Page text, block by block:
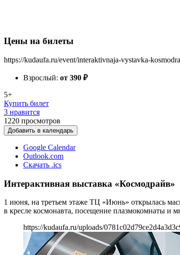
Цены на билеты
https://kudaufa.ru/event/interaktivnaja-vystavka-
Взрослый: от 390 ₽
5+
Купить билет
3 нравится
1220 просмотров
Добавить в календарь
Google Calendar
Outlook.com
Скачать .ics
Интерактивная выставка «Космодрайв»
1 июня, на третьем этаже ТЦ «Июнь» открылась
в кресле космонавта, посещение плазмокомнаты и
https://kudaufa.ru/uploads/